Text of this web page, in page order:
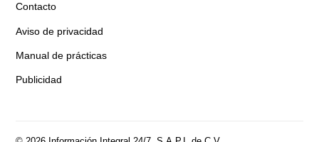
Contacto
Aviso de privacidad
Manual de prácticas
Publicidad